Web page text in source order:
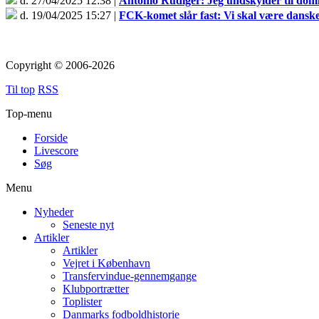
d. 19/04/2025 15:27 | FCK-komet slår fast: Vi skal være
Copyright © 2006-2026
Til top RSS
Top-menu
Forside
Livescore
Søg
Menu
Nyheder
Seneste nyt
Artikler
Artikler
Vejret i København
Transfervindue-gennemgange
Klubportrætter
Toplister
Danmarks fodboldhistorie